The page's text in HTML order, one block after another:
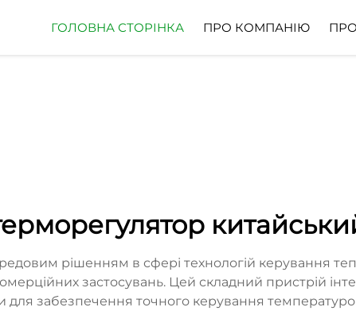
ГОЛОВНА СТОРІНКА ПРО КОМПАНІЮ
рішенням в сфері технологій керування
застосувань. Цей складний пристрій
для забезпечення точного керування